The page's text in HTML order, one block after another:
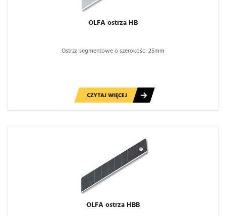
OLFA ostrza HB
Ostrza segmentowe o szerokości 25mm
CZYTAJ WIĘCEJ
OLFA ostrza HBB